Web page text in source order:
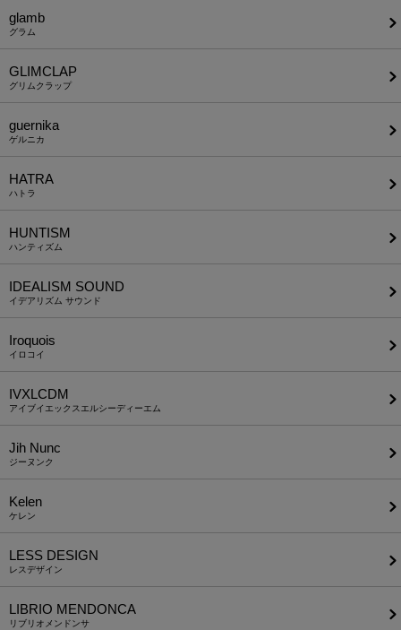
glamb
グラム
GLIMCLAP
グリムクラップ
guernika
ゲルニカ
HATRA
ハトラ
HUNTISM
ハンティズム
IDEALISM SOUND
イデアリズム サウンド
Iroquois
イロコイ
IVXLCDM
アイブイエックスエルシーディーエム
Jih Nunc
ジーヌンク
Kelen
ケレン
LESS DESIGN
レスデザイン
LIBRIO MENDONCA
リブリオメンドンサ